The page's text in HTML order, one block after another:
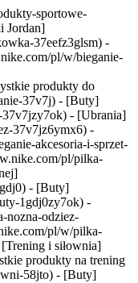
sportowe-
Jordan]
37eefz3glsm) -
pl/w/bieganie-
produkty do
37v7j) - [Buty]
- [Ubrania]
37v7jz6ymx6) -
akcesoria-i-sprzet-
pl/pilka-
- [Buty]
1gdj0zy7ok) -
nozna-odziez-
pl/w/pilka-
i siłownia]
produkty na trening
58jto) - [Buty]